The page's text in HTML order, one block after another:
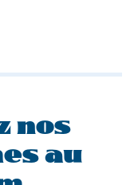
nos
au